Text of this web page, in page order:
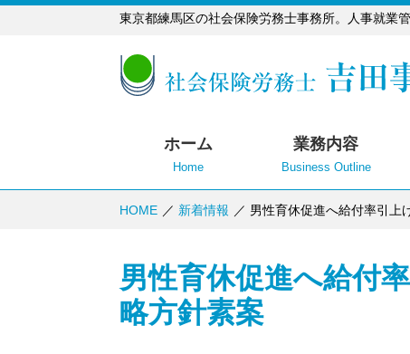
東京都練馬区の社会保険労務士事務所。人事就業
ホーム
Home
業務内容
Business Outline
HOME 新着情報 男性育休促進へ給付率引
男性育休促進へ給付
略方針素案